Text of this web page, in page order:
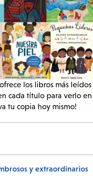
los libros más leídos
cada título para verlo en
tu copia hoy mismo!
y extraordinarios